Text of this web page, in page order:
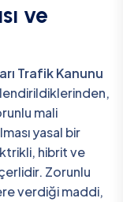
ve
Trafik Kanunu
mali
yasal bir
hibrit ve
Zorunlu
verdiği maddi,